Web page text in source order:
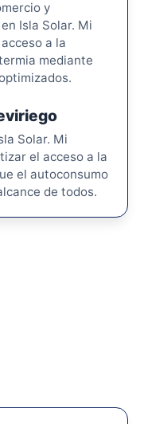
y
Isla Solar. Mi
a la
mediante
Solar. Mi
el acceso a la
el autoconsumo
de todos.